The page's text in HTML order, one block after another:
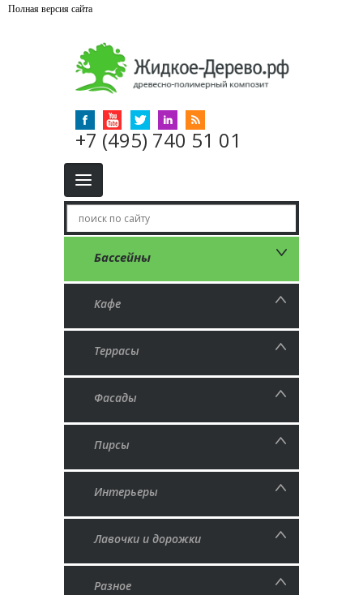
Полная версия сайта
+7 (495) 740 51 01
Бассейны
Кафе
Террасы
Фасады
Пирсы
Интерьеры
Лавочки и дорожки
Разное